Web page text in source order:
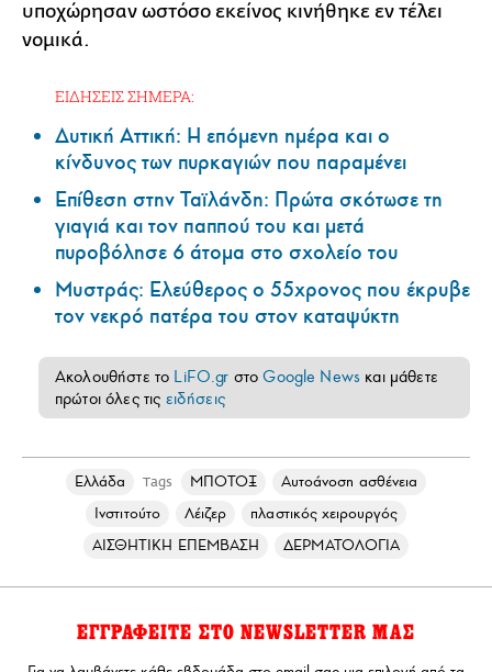
υποχώρησαν ωστόσο εκείνος κινήθηκε εν τέλει
νομικά.
ΕΙΔΗΣΕΙΣ ΣΗΜΕΡΑ:
Δυτική Αττική: Η επόμενη ημέρα και ο
κίνδυνος των πυρκαγιών που παραμένει
Επίθεση στην Ταϊλάνδη: Πρώτα σκότωσε τη
γιαγιά και τον παππού του και μετά
πυροβόλησε 6 άτομα στο σχολείο του
Μυστράς: Ελεύθερος ο 55χρονος που έκρυβε
τον νεκρό πατέρα του στον καταψύκτη
Ακολουθήστε το LiFO.gr στοGoogle News και μάθετε
πρώτοι όλες τις ειδήσεις
Ελλάδα Tags ΜΠΟΤΟΞ
Αυτοάνοση ασθένεια
Ινστιτούτο
Λέιζερ
πλαστικός χειρουργός
ΑΙΣΘΗΤΙΚΗ ΕΠΕΜΒΑΣΗ
ΔΕΡΜΑΤΟΛΟΓΙΑ
ΕΓΓΡΑΦΕΙΤΕ ΣΤΟ NEWSLETTER ΜΑΣ